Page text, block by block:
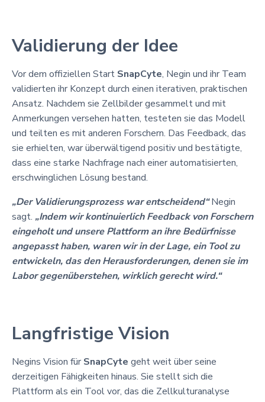
Validierung der Idee
Vor dem offiziellen Start SnapCyte, Negin und ihr Team
validierten ihr Konzept durch einen iterativen, praktischen
Ansatz. Nachdem sie Zellbilder gesammelt und mit
Anmerkungen versehen hatten, testeten sie das Modell
und teilten es mit anderen Forschern. Das Feedback, das
sie erhielten, war überwältigend positiv und bestätigte,
dass eine starke Nachfrage nach einer automatisierten,
erschwinglichen Lösung bestand.
„Der Validierungsprozess war entscheidend“Negin
sagt. „Indem wir kontinuierlich Feedback von Forschern
eingeholt und unsere Plattform an ihre Bedürfnisse
angepasst haben, waren wir in der Lage, ein Tool zu
entwickeln, das den Herausforderungen, denen sie im
Labor gegenüberstehen, wirklich gerecht wird.“
Langfristige Vision
Negins Vision für SnapCyte geht weit über seine
derzeitigen Fähigkeiten hinaus. Sie stellt sich die
Plattform als ein Tool vor, das die Zellkulturanalyse